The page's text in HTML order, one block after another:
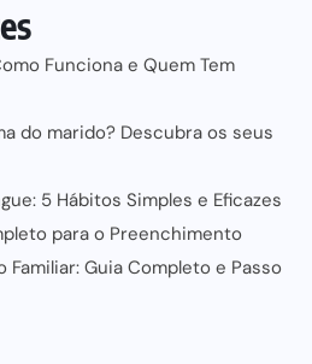
Funciona e Quem Tem
do marido? Descubra os seus
5 Hábitos Simples e Eficazes
para o Preenchimento
Guia Completo e Passo